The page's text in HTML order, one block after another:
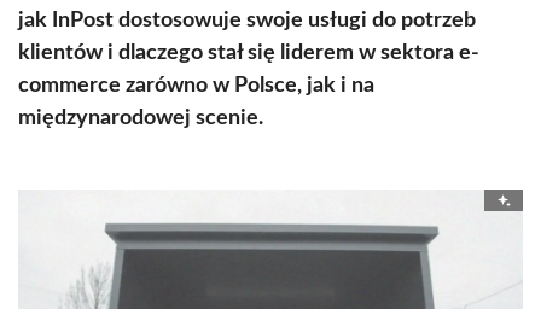
jak InPost dostosowuje swoje usługi do potrzeb
klientów i dlaczego stał się liderem w sektora e-
commerce zarówno w Polsce, jak i na
międzynarodowej scenie.